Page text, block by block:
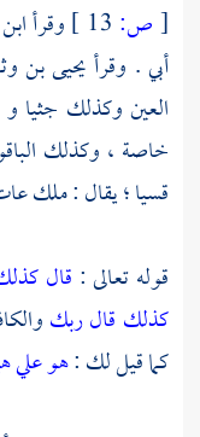
[ص: وقرأ
أبي. وقرأيحيى بن
العين وكذلك
خاصة ، وكذلك
قسيا ؛ يقال : ملك
قوله تعالى : قال
كذلك قال ربك
كما قيل لك :هو علي